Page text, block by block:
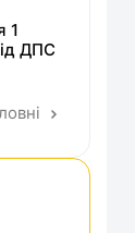
1
ДПС